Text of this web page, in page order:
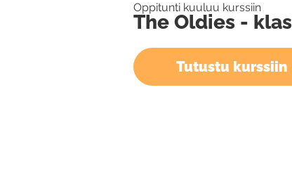
Oppitunti kuuluu kurssiin
The Oldies -
Tutustu kurssiin